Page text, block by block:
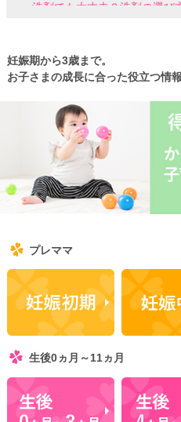
洗剤でも大丈夫？洗剤の選び
【医師監修】赤ちゃん（新生
【看護師監修】哺乳瓶の消毒
ンジの違いも紹介
【医師監修】新生児の成長
の対策について
【医師監修】赤ちゃん（新生
る解消方法、受診の目安につ
ュールやNG食材について
【助産師監修】離乳食はいつ
の離乳食の内容について
【医師監修】フォローアップ
違いについて
【看護師監修】フォローアッ
【看護師監修】フォローアッ
タイミングの目安と注意点
妊娠期から3歳まで。
お子さまの成長に合った役立つ情
プレママ
生後0ヵ月～11ヵ月